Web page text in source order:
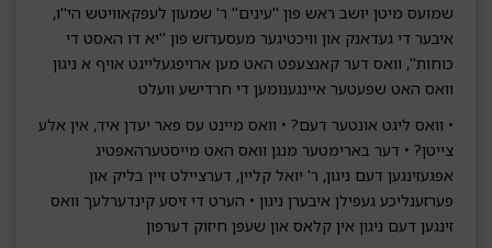
שמועס מיטן יושב ראש פון ''עינים'' ר' שמעון לעפקאוויטש הי''ו,
איבער די געדאנק און וויכטיגער מעסעדזש פון ''יא דו האסט די
כוחות'', וואס דער קאנצעפט האט מען ארויפגעלייגט אויף א ניגון
וואס האט שפעטער איינגענומען די חרדישע וועלט
• וואס ליגט אונטער דעם? • וואס מיינט עס פאר יעדן איד, אין אלע
צייטן? • דער בארימטער מנגן וואס האט מייסטערהאפטיג
אפגעזינגען דעם ניגון, ר' יואל קליין, דערציילט זיין בליק און
פערזענליכע געפילן איבערן ניגון • הערט די זיסע קינדערלעך וואס
זינגען דעם ניגון אין קלאס און שעפן חיזוק דערפון